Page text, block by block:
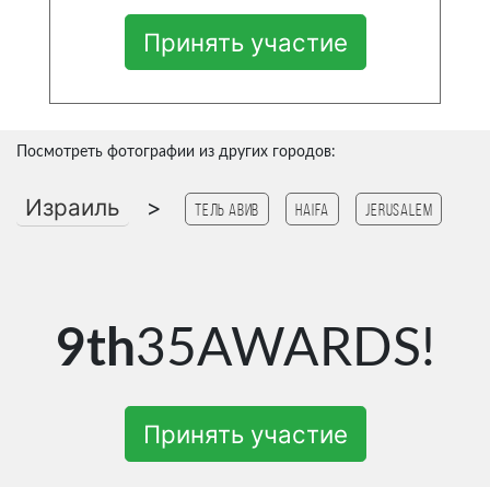
Принять участие
Посмотреть фотографии из других городов:
Израиль > Тель Авив haifa Jerusalem
9th35AWARDS!
Принять участие